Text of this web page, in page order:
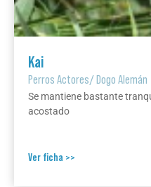
Kai
Perros Actores/Dogo Alemán
Se mantiene bastante
acostado
Ver ficha >>